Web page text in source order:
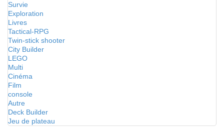
Survie
Exploration
Livres
Tactical-RPG
Twin-stick shooter
City Builder
LEGO
Multi
Cinéma
Film
console
Autre
Deck Builder
Jeu de plateau